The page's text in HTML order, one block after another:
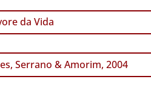
da Vida
Serrano & Amorim, 2004